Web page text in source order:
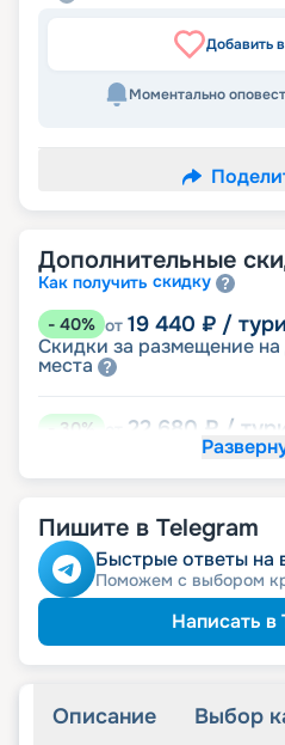
Добавить
Моментально
Дополнительные
Как получить скидку
- 40% от 19 440 ₽ /
Скидки за размещение
места
30% 22 680 ₽ /
размещение
29 160
Скидкадетям
-5% от 30 780 ₽/
пенсионерам
Пишите в Telegram
Быстрые ответы на
Поможем с выбором
Написать в
Описание Выбор